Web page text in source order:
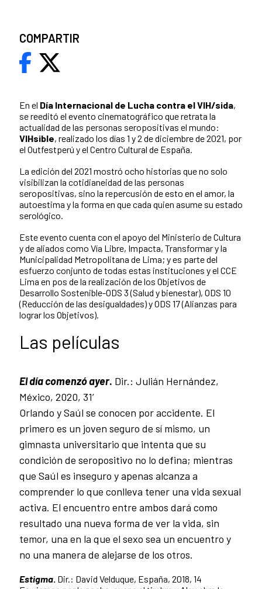
En el Día Internacional de Lucha contra el VIH/sida,
se reeditó el evento cinematográfico que retrata la
actualidad de las personas seropositivas el mundo:
VIHsible, realizado los días 1 y 2 de diciembre de 2021, por
el Outfestperú y el Centro Cultural de España.
La edición del 2021 mostró ocho historias que no solo
visibilizan la cotidianeidad de las personas
seropositivas, sino la repercusión de esto en el amor, la
autoestima y la forma en que cada quien asume su estado
serológico.
Este evento cuenta con el apoyo del Ministerio de Cultura
y de aliados como Vía Libre, Impacta, Transformar y la
Municipalidad Metropolitana de Lima; y es parte del
esfuerzo conjunto de todas estas instituciones y el CCE
Lima en pos de la realización de los Objetivos de
Desarrollo Sostenible-ODS 3 (Salud y bienestar), ODS 10
(Reducción de las desigualdades) y ODS 17 (Alianzas para
lograr los Objetivos).
Las películas
El día comenzó ayer. Dir.: Julián Hernández,
México, 2020, 31’
Orlando y Saúl se conocen por accidente. El
primero es un joven seguro de sí mismo, un
gimnasta universitario que intenta que su
condición de seropositivo no lo defina; mientras
que Saúl es inseguro y apenas alcanza a
comprender lo que conlleva tener una vida sexual
activa. El encuentro entre ambos dará como
resultado una nueva forma de ver la vida, sin
temor, una en la que el sexo sea un encuentro y
no una manera de alejarse de los otros.
Estigma. Dir.: David Velduque, España, 2018, 14
COMPARTIR